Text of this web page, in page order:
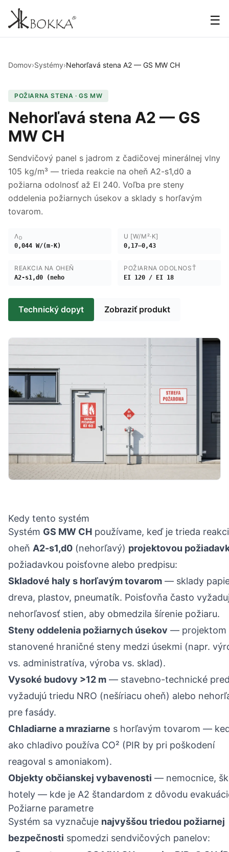
☰
Domov›Systémy›Nehorľavá stena A2 — GS MW CH
POŽIARNA STENA · GS MW
Nehorľavá stena A2 — GS
MW CH
Sendvičový panel s jadrom z čadičovej minerálnej vlny
105 kg/m³ — trieda reakcie na oheň A2-s1,d0 a
požiarna odolnosť až EI 240. Voľba pre steny
oddelenia požiarnych úsekov a sklady s horľavým
tovarom.
ΛD
0,044 W/(m·K)
U [W/M²·K]
0,17–0,43
REAKCIA NA OHEŇ
A2-s1,d0 (neho
POŽIARNA ODOLNOSŤ
EI 120 / EI 18
Technický dopyt Zobraziť produkt
Kedy tento systém
Systém GS MW CH používame, keď je trieda
oheň A2-s1,d0 (nehorľavý) projektovou
požiadavkou poisťovne alebo predpisu:
Skladové haly s horľavým tovarom — sklady
dreva, plastov, pneumatík. Poisťovňa často
nehorľavosť stien, aby obmedzila šírenie požiaru.
Steny oddelenia požiarnych úsekov — projektom
stanovené hraničné steny medzi úsekmi (napr.
vs. administratíva, výroba vs. sklad).
Vysoké budovy >12 m — stavebno-technické
vyžadujú triedu NRO (nešíriacu oheň) alebo
pre fasády.
Chladiarne a mraziarne s horľavým tovarom —
ako chladivo používa CO² (PIR by pri poškodení
reagoval s amoniakom).
Objekty občianskej vybavenosti — nemocnice,
hotely — kde je A2 štandardom z dôvodu
Požiarne parametre
Systém sa vyznačuje najvyššou triedou požiarnej
bezpečnosti spomedzi sendvičových panelov: